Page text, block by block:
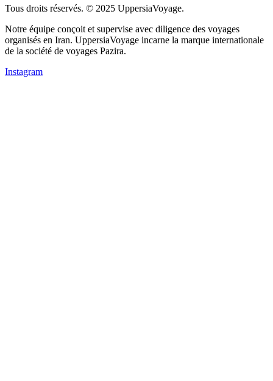
Tous droits réservés. © 2025 UppersiaVoyage.
Notre équipe conçoit et supervise avec diligence des voyages
organisés en Iran. UppersiaVoyage incarne la marque internationale
de la société de voyages Pazira.
Instagram